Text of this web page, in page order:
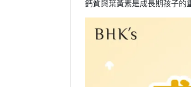
鈣質與葉黃素是成長期孩子的